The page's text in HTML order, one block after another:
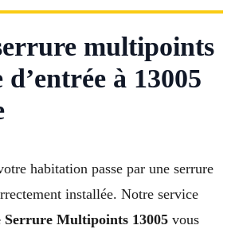
multipoints
à 13005
habitation passe par une serrure
installée. Notre service
Multipoints 13005 vous